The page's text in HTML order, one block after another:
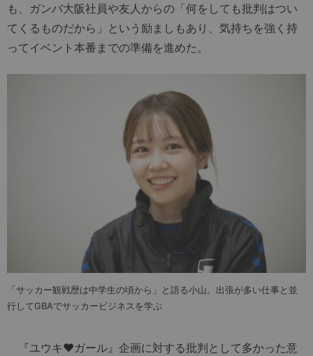
も、ガンバ大阪社員や友人からの「何をしても批判はつい
てくるものだから」という励ましもあり、気持ちを強く持
ってイベント本番までの準備を進めた。
「サッカー観戦歴は中学生の頃から」と語る小山。出張が多い仕事と並
行してGBAでサッカービジネスを学ぶ
『ユウキ♥︎ガール』企画に対する批判として多かった意